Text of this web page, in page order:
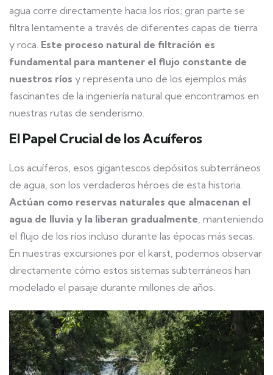
agua corre directamente hacia los ríos; gran parte se
filtra lentamente a través de diferentes capas de tierra
y roca. Este proceso natural de filtración es
fundamental para mantener el flujo constante de
nuestros ríos y representa uno de los ejemplos más
fascinantes de la ingeniería natural que encontramos en
nuestras rutas de senderismo.
El Papel Crucial de los Acuíferos
Los acuíferos, esos gigantescos depósitos subterráneos
de agua, son los verdaderos héroes de esta historia.
Actúan como reservas naturales que almacenan el
agua de lluvia y la liberan gradualmente , manteniendo
el flujo de los ríos incluso durante las épocas más secas.
En nuestras excursiones por el karst, podemos observar
directamente cómo estos sistemas subterráneos han
modelado el paisaje durante millones de años.